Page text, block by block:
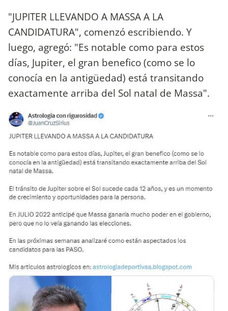
"JUPITER LLEVANDO A MASSA A LA
CANDIDATURA", comenzó escribiendo. Y
luego, agregó: "Es notable como para estos
días, Jupiter, el gran benefico (como se lo
conocía en la antigüedad) está transitando
exactamente arriba del Sol natal de Massa".